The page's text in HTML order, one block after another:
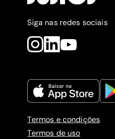
Siga nas redes sociais
Termos e condições
Termos de uso